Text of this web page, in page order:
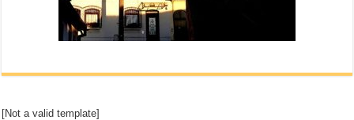
[Not a valid template]